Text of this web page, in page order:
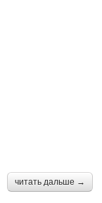
читать дальше →